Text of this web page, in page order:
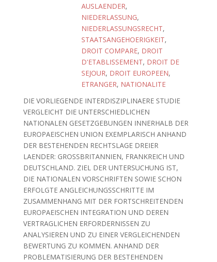
AUSLAENDER,
NIEDERLASSUNG,
NIEDERLASSUNGSRECHT,
STAATSANGEHOERIGKEIT,
DROIT COMPARE, DROIT
D'ETABLISSEMENT, DROIT DE
SEJOUR, DROIT EUROPEEN,
ETRANGER, NATIONALITE
DIE VORLIEGENDE INTERDISZIPLINAERE STUDIE
VERGLEICHT DIE UNTERSCHIEDLICHEN
NATIONALEN GESETZGEBUNGEN INNERHALB DER
EUROPAEISCHEN UNION EXEMPLARISCH ANHAND
DER BESTEHENDEN RECHTSLAGE DREIER
LAENDER: GROSSBRITANNIEN, FRANKREICH UND
DEUTSCHLAND. ZIEL DER UNTERSUCHUNG IST,
DIE NATIONALEN VORSCHRIFTEN SOWIE SCHON
ERFOLGTE ANGLEICHUNGSSCHRITTE IM
ZUSAMMENHANG MIT DER FORTSCHREITENDEN
EUROPAEISCHEN INTEGRATION UND DEREN
VERTRAGLICHEN ERFORDERNISSEN ZU
ANALYSIEREN UND ZU EINER VERGLEICHENDEN
BEWERTUNG ZU KOMMEN. ANHAND DER
PROBLEMATISIERUNG DER BESTEHENDEN